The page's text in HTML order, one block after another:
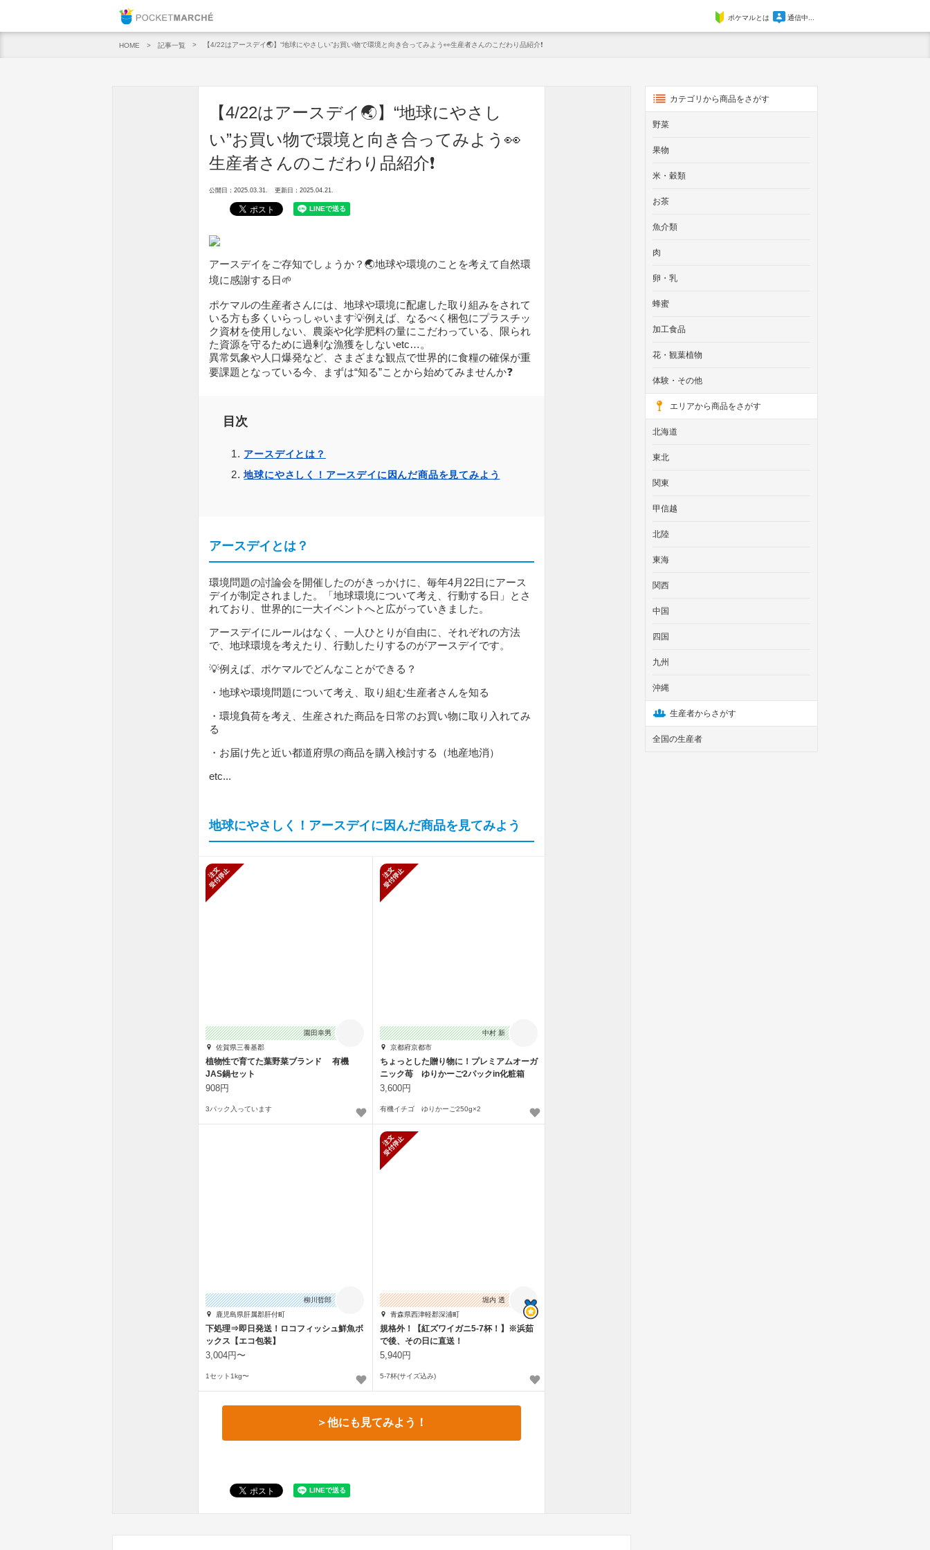
ポケマルとは 通信中...
HOME 記事一覧 【4/22はアースデイ🌏】“地球にやさしい”お買い物で環境と向き合ってみよう👀生産者さんのこだわり品紹介❗
【4/22はアースデイ🌏】“地球にやさし
い”お買い物で環境と向き合ってみよう👀
生産者さんのこだわり品紹介❗
公開日：2025.03.31. 更新日：2025.04.21.
アースデイをご存知でしょうか？🌏地球や環境のことを考えて自然環
境に感謝する日🌱
ポケマルの生産者さんには、地球や環境に配慮した取り組みをされて
いる方も多くいらっしゃいます💡例えば、なるべく梱包にプラスチッ
ク資材を使用しない、農薬や化学肥料の量にこだわっている、限られ
た資源を守るために過剰な漁獲をしないetc…。
異常気象や人口爆発など、さまざまな観点で世界的に食糧の確保が重
要課題となっている今、まずは“知る”ことから始めてみませんか❓
目次
アースデイとは？
地球にやさしく！アースデイに因んだ商品を見てみよう
アースデイとは？
環境問題の討論会を開催したのがきっかけに、毎年4月22日にアース
デイが制定されました。「地球環境について考え、行動する日」とさ
れており、世界的に一大イベントへと広がっていきました。
アースデイにルールはなく、一人ひとりが自由に、それぞれの方法
で、地球環境を考えたり、行動したりするのがアースデイです。
💡例えば、ポケマルでどんなことができる？
・地球や環境問題について考え、取り組む生産者さんを知る
・環境負荷を考え、生産された商品を日常のお買い物に取り入れてみ
る
・お届け先と近い都道府県の商品を購入検討する（地産地消）
etc...
地球にやさしく！アースデイに因んだ商品を見てみよう
園田幸男
佐賀県三養基郡
植物性で育てた葉野菜ブランド 有機
JAS鍋セット
908円
3パック入っています
中村 新
京都府京都市
ちょっとした贈り物に！プレミアムオーガ
ニック苺 ゆりかーご2パックin化粧箱
3,600円
有機イチゴ ゆりかーご250g×2
柳川哲郎
鹿児島県肝属郡肝付町
下処理⇒即日発送！ロコフィッシュ鮮魚ボ
ックス【エコ包装】
3,004円〜
1セット1kg〜
堀内 透
青森県西津軽郡深浦町
規格外！【紅ズワイガニ5-7杯！】※浜茹
で後、その日に直送！
5,940円
5-7杯(サイズ込み)
＞他にも見てみよう！
カテゴリから商品をさがす
野菜
果物
米・穀類
お茶
魚介類
肉
卵・乳
蜂蜜
加工食品
花・観葉植物
体験・その他
エリアから商品をさがす
北海道
東北
関東
甲信越
北陸
東海
関西
中国
四国
九州
沖縄
生産者からさがす
全国の生産者